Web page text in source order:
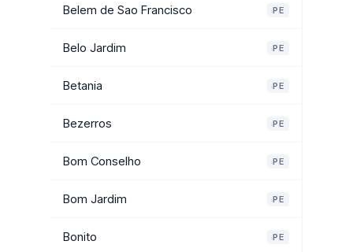
Belem de Sao Francisco PE
Belo Jardim PE
Betania PE
Bezerros PE
Bom Conselho PE
Bom Jardim PE
Bonito PE